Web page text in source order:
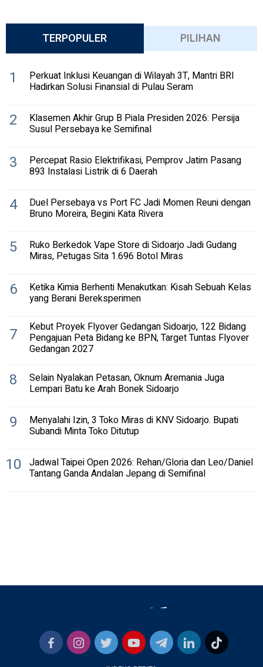
TERPOPULER PILIHAN
1 Perkuat Inklusi Keuangan di Wilayah 3T, Mantri BRI
Hadirkan Solusi Finansial di Pulau Seram
2 Klasemen Akhir Grup B Piala Presiden 2026: Persija
Susul Persebaya ke Semifinal
3 Percepat Rasio Elektrifikasi, Pemprov Jatim Pasang
893 Instalasi Listrik di 6 Daerah
4 Duel Persebaya vs Port FC Jadi Momen Reuni dengan
Bruno Moreira, Begini Kata Rivera
5 Ruko Berkedok Vape Store di Sidoarjo Jadi Gudang
Miras, Petugas Sita 1.696 Botol Miras
6 Ketika Kimia Berhenti Menakutkan: Kisah Sebuah Kelas
yang Berani Bereksperimen
7 Kebut Proyek Flyover Gedangan Sidoarjo, 122 Bidang
Pengajuan Peta Bidang ke BPN, Target Tuntas Flyover
Gedangan 2027
8 Selain Nyalakan Petasan, Oknum Aremania Juga
Lempari Batu ke Arah Bonek Sidoarjo
9 Menyalahi Izin, 3 Toko Miras di KNV Sidoarjo. Bupati
Subandi Minta Toko Ditutup
10 Jadwal Taipei Open 2026: Rehan/Gloria dan Leo/Daniel
Tantang Ganda Andalan Jepang di Semifinal